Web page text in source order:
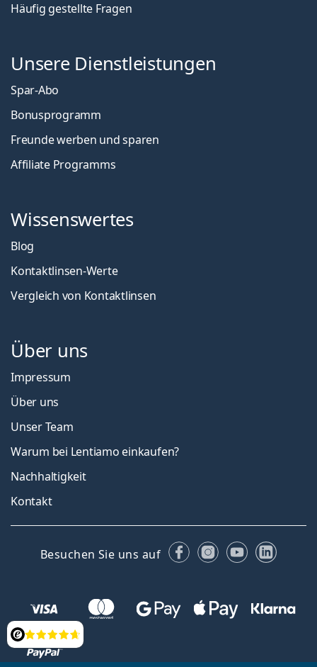
Bewertung
Häufig gestellte Fragen
Unsere Dienstleistungen
Spar-Abo
Bonusprogramm
Freunde werben und sparen
Affiliate Programms
Wissenswertes
Blog
Kontaktlinsen-Werte
Vergleich von Kontaktlinsen
Über uns
Impressum
Über uns
Unser Team
Warum bei Lentiamo einkaufen?
Nachhaltigkeit
Kontakt
Besuchen Sie uns auf FacebookInstagram
YouTube